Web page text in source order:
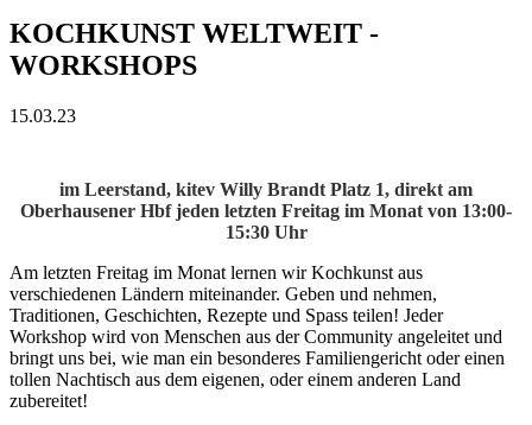
KOCHKUNST WELTWEIT -
WORKSHOPS
15.03.23
im Leerstand, kitev Willy Brandt Platz 1, direkt am
Oberhausener Hbfjeden letzten Freitag im Monat von 13:00-
15:30 Uhr
Am letzten Freitag im Monat lernen wir Kochkunst aus
verschiedenen Ländern miteinander. Geben und nehmen,
Traditionen, Geschichten, Rezepte und Spass teilen! Jeder
Workshop wird von Menschen aus der Community angeleitet und
bringt uns bei, wie man ein besonderes Familiengericht oder einen
tollen Nachtisch aus dem eigenen, oder einem anderen Land
zubereitet!